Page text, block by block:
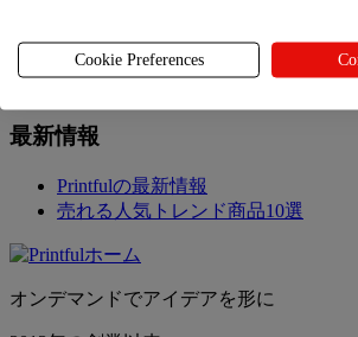
「お客様のプライバシ
最新情報
最新情報
Printfulの最新情報
売れる人気トレンド商品10選
オンデマンドでアイデアを形に
Cookie Preferences